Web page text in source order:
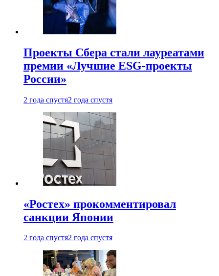
Проекты Сбера стали лауреатами
премии «Лучшие ESG-проекты
России»
2 года спустя2 года спустя
«Ростех» прокомментировал
санкции Японии
2 года спустя2 года спустя